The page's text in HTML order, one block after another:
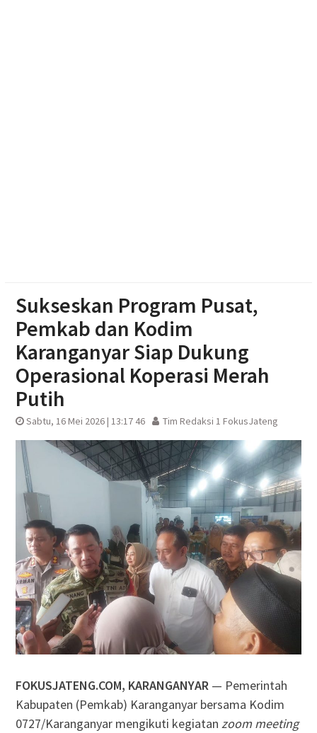
Sukseskan Program Pusat,
Pemkab dan Kodim
Karanganyar Siap Dukung
Operasional Koperasi Merah
Putih
Sabtu, 16 Mei 2026 | 13:17 46 Tim Redaksi 1 FokusJateng
FOKUSJATENG.COM, KARANGANYAR— Pemerintah
Kabupaten (Pemkab) Karanganyar bersama Kodim
0727/Karanganyar mengikuti kegiatan zoom meeting